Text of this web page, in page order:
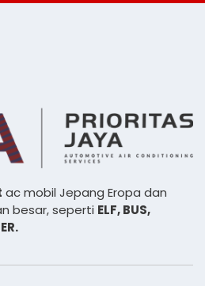
ac mobil Jepang Eropa dan
besar, seperti ELF, BUS,